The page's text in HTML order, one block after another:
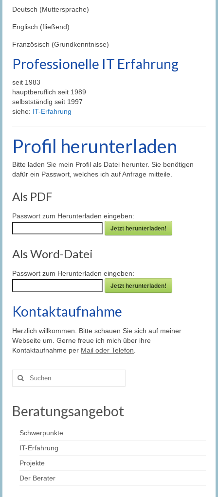
Deutsch (Muttersprache)
Englisch (fließend)
Französisch (Grundkenntnisse)
Professionelle IT Erfahrung
seit 1983
hauptberuflich seit 1989
selbstständig seit 1997
siehe: IT-Erfahrung
Profil herunterladen
Bitte laden Sie mein Profil als Datei herunter. Sie benötigen
dafür ein Passwort, welches ich auf Anfrage mitteile.
Als PDF
Passwort zum Herunterladen eingeben:
Jetzt herunterladen!
Als Word-Datei
Passwort zum Herunterladen eingeben:
Jetzt herunterladen!
Kontaktaufnahme
Herzlich willkommen. Bitte schauen Sie sich auf meiner
Webseite um. Gerne freue ich mich über ihre
Kontaktaufnahme per Mail oder Telefon.
Suche
nach:
Beratungsangebot
Schwerpunkte
IT-Erfahrung
Projekte
Der Berater